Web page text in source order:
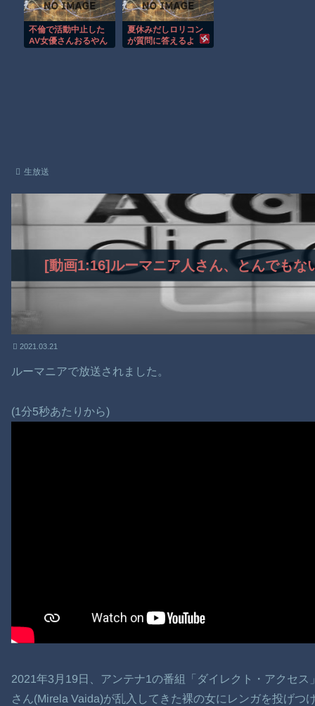
【動画】両方馬鹿（笑）ミニストップでトラックと衝突したドラ
【朗報】大人気漫画「GANTZ」がAmazonでなんと全巻100円ｗ
美味しい」 「我慢の限界」
不倫で活動中止した
AV女優さんおるやん
夏休みだしロリコン
が質問に答えるよ
生放送
[動画1:16]ルーマニア人さん、とんでもな
2021.03.21
ルーマニアで放送されました。
(1分5秒あたりから)
2021年3月19日、アンテナ1の番組「ダイレクト・アクセ
さん(Mirela Vaida)が乱入してきた裸の女にレンガを投げつ